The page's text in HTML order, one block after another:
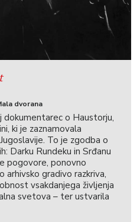
dvorana
o Haustorju,
ki je zaznamovala
To je zgodba o
Darku Rundeku in Srđanu
pogovore, ponovno
arhivsko gradivo razkriva,
vsakdanjega življenja
svetova – ter ustvarila